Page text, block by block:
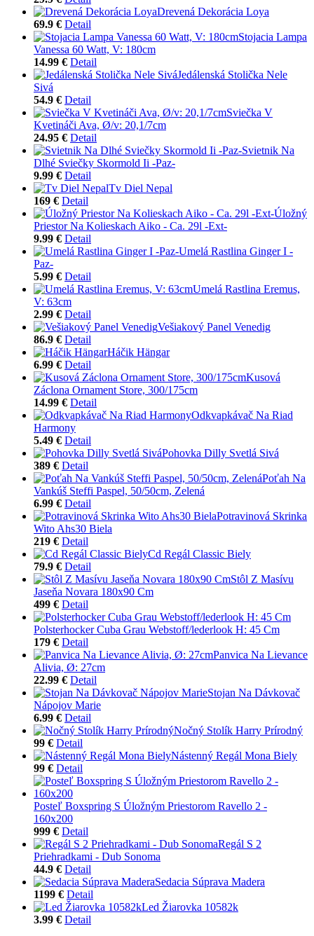
Drevená Dekorácia Loya
69.9 € Detail
Stojacia Lampa
Vanessa 60 Watt, V: 180cm
14.99 € Detail
Jedálenská Stolička Nele
Sivá
54.9 € Detail
Sviečka V
Kvetináči Ava, Ø/v: 20,1/7cm
24.95 € Detail
Svietnik Na
Dlhé Sviečky Skormold Ii -Paz-
9.99 € Detail
Tv Diel Nepal
169 € Detail
Úložný
Priestor Na Kolieskach Aiko - Ca. 29l -Ext-
9.99 € Detail
Umelá Rastlina Ginger I -
Paz-
5.99 € Detail
Umelá Rastlina Eremus,
V: 63cm
2.99 € Detail
Vešiakový Panel Venedig
86.9 € Detail
Háčik Hängar
6.99 € Detail
Kusová
Záclona Ornament Store, 300/175cm
14.99 € Detail
Odkvapkávač Na Riad
Harmony
5.49 € Detail
Pohovka Dilly Svetlá Sivá
389 € Detail
Poťah Na
Vankúš Steffi Paspel, 50/50cm, Zelená
6.99 € Detail
Potravinová Skrinka
Wito Ahs30 Biela
219 € Detail
Cd Regál Classic Biely
79.9 € Detail
Stôl Z Masívu
Jaseňa Novara 180x90 Cm
499 € Detail
Polsterhocker Cuba Grau Webstoff/lederlook H: 45 Cm
179 € Detail
Panvica Na Lievance
Alivia, Ø: 27cm
22.99 € Detail
Stojan Na Dávkovač
Nápojov Marie
6.99 € Detail
Nočný Stolík Harry Prírodný
99 € Detail
Nástenný Regál Mona Biely
99 € Detail
Posteľ Boxspring S Úložným Priestorom Ravello 2 -
160x200
999 € Detail
Regál S 2
Priehradkami - Dub Sonoma
44.9 € Detail
Sedacia Súprava Madera
1199 € Detail
Led Žiarovka 10582k
3.99 € Detail